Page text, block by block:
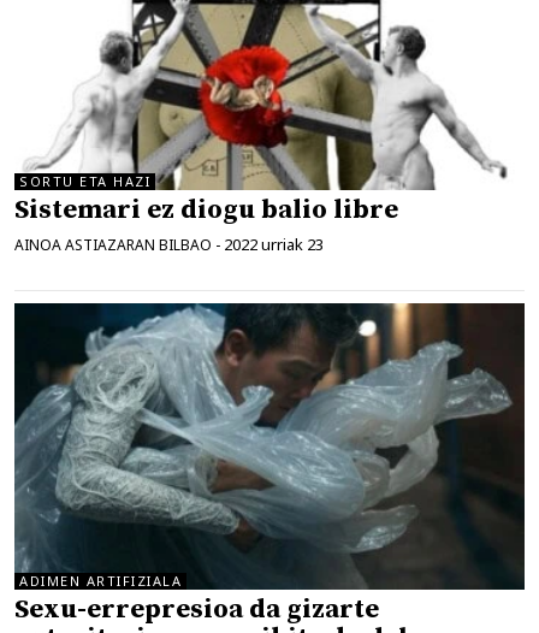
SORTU ETA HAZI
Sistemari ez diogu balio libre
AINOA ASTIAZARAN BILBAO - 2022 urriak 23
ADIMEN ARTIFIZIALA
Sexu-errepresioa da gizarte